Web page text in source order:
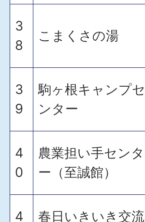
3
8
こまくさの湯
3
9
駒ヶ根キャンプセ
ンター
4
0
農業担い手センタ
ー（至誠館）
4
春日いきいき交流